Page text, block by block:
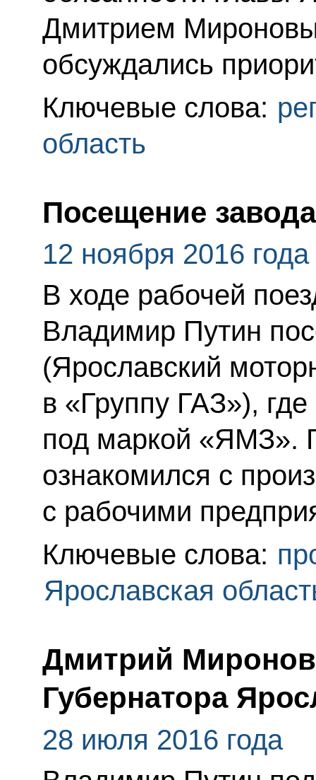
Дмитрием
обсуждались
Ключевые слова:
область
Посещение
12 ноября 2016 года
В ходе рабочей
Владимир Путин
(Ярославский
в «Группу ГАЗ»),
под маркой «ЯМЗ».
ознакомился с
с рабочими
Ключевые слова:
Ярославская
Дмитрий
Губернатора
28 июля 2016 года